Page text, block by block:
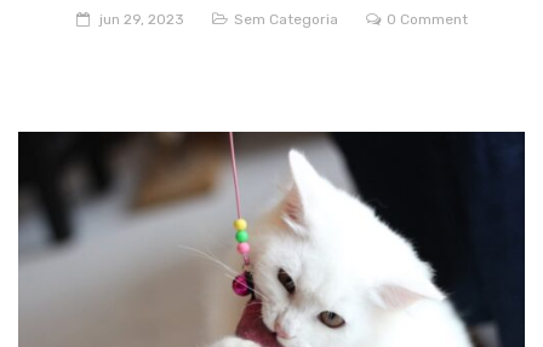
jun 29, 2023 Sem Categoria 0 Comment